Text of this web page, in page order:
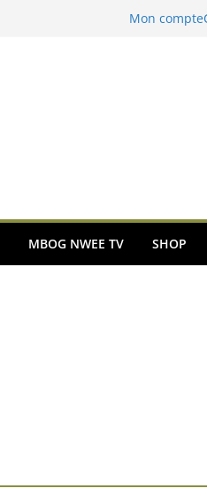
Mon compte
MBOG NWEE TV SHOP